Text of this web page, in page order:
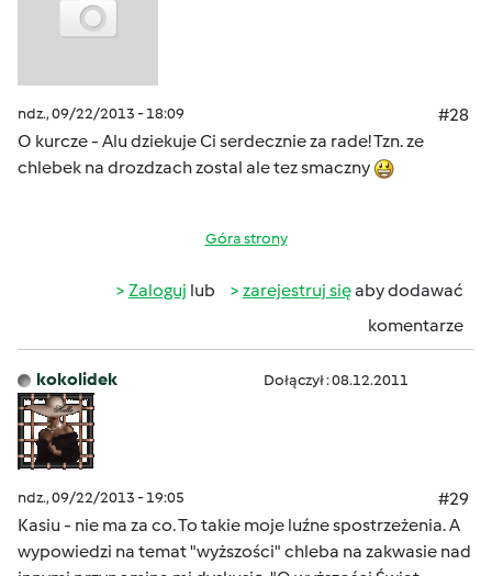
ndz., 09/22/2013 - 18:09
#28
O kurcze - Alu dziekuje Ci serdecznie za rade! Tzn. ze
chlebek na drozdzach zostal ale tez smaczny
Góra strony
Zaloguj lub zarejestruj sięaby dodawać
komentarze
kokolidek Dołączył : 08.12.2011
ndz., 09/22/2013 - 19:05
#29
Kasiu - nie ma za co. To takie moje luźne spostrzeżenia. A
wypowiedzi na temat "wyższości" chleba na zakwasie nad